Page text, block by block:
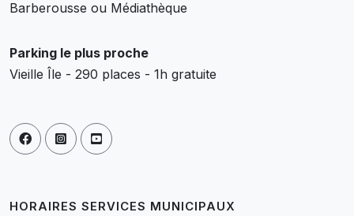
Barberousse ou Médiathèque
Parking le plus proche
Vieille Île - 290 places - 1h gratuite
HORAIRES SERVICES MUNICIPAUX